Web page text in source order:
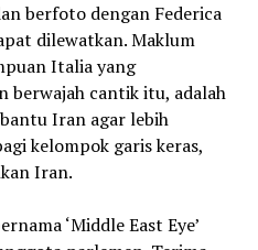
berfoto dengan Federica
dilewatkan. Maklum
Italia yang
berwajah cantik itu, adalah
Iran agar lebih
kelompok garis keras,
Iran.
‘Middle East Eye’